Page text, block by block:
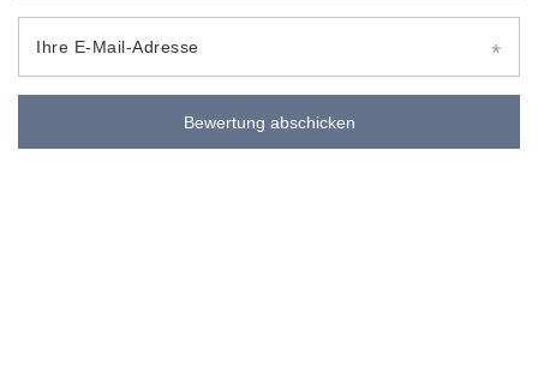
Ihre E-Mail-Adresse
Bewertung abschicken